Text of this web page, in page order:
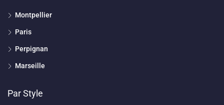
Montpellier
Paris
Perpignan
Marseille
Par Style